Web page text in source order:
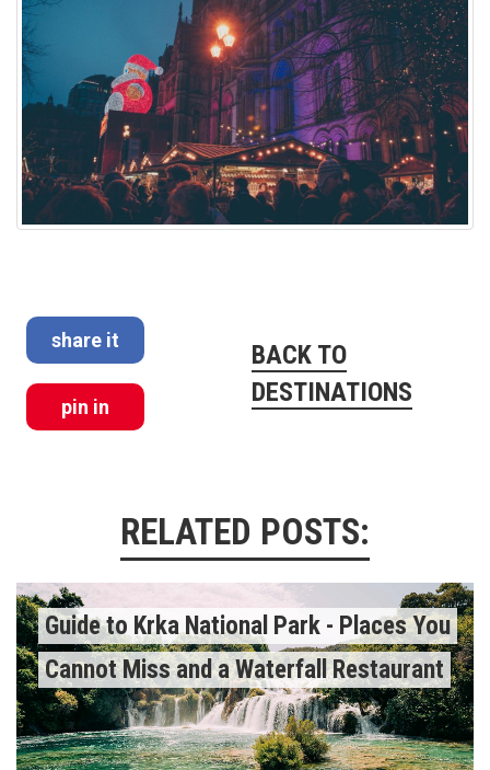
share it
pin in
BACK TO
DESTINATIONS
RELATED POSTS:
Guide to Krka National Park - Places You
Cannot Miss and a Waterfall Restaurant